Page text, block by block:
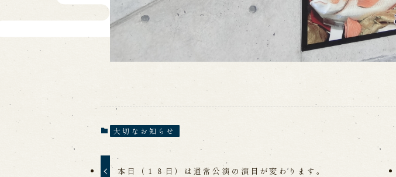
大切なお知らせ
本日（１８日）は通常公演の演目が変わります。